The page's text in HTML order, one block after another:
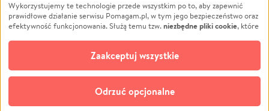
Pomoc Finansowa
Projekty
Pogrzeb
Społeczność lokalna
Kultura
Edukacja
Podróż
Impreza
Ochrona środowiska
Biznes
Wykorzystujemy te technologie przede wszystkim po to, aby zapewnić
prawidłowe działanie serwisu Pomagam.pl, w tym jego bezpieczeństwo oraz
efektywność funkcjonowania. Służą temu tzw.niezbędne pliki cookie, które
opcjonalnych plików cookie
technologii do celów analitycznych i retargetingowych. Możesz wyrazić
zgodę na ich stosowanie lub jej odmówić. W dowolnym momencie masz
możliwość zmiany swoich preferencji na stronie „Zarządzaj zgodami cookie”,
do której link znajdziesz w stopce serwisu Pomagam.pl. Opcjonalne pliki
cookie wykorzystywane są w następujących celach:
Odrzuć opcjonalne
Zaakceptuj wszystkie